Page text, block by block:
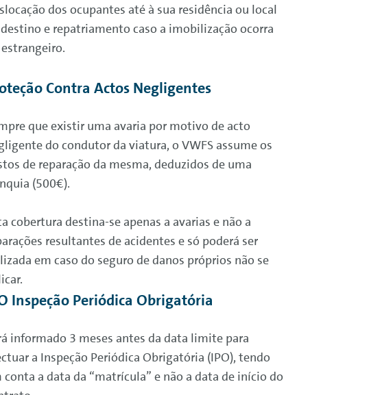
dos ocupantes até à sua residência ou local
e repatriamento caso a imobilização ocorra
Contra Actos Negligentes
que existir uma avaria por motivo de acto
do condutor da viatura, o VWFS assume os
de reparação da mesma, deduzidos de uma
(500€).
cobertura destina-se apenas a avarias e não a
resultantes de acidentes e só poderá ser
em caso do seguro de danos próprios não se
Inspeção Periódica Obrigatória
informado 3 meses antes da data limite para
a Inspeção Periódica Obrigatória (IPO), tendo
conta a data da “matrícula” e não a data de início do